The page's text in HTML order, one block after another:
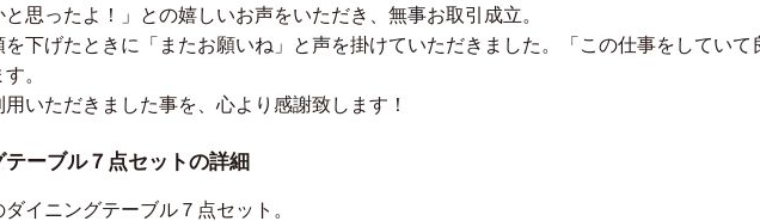
思ったよ！」との嬉しいお声をいただき、無事お取引成立。
下げたときに「またお願いね」と声を掛けていただきました。「この仕事をしていて
。
いただきました事を、心より感謝致します！
ーブル７点セットの詳細
イニングテーブル７点セット。